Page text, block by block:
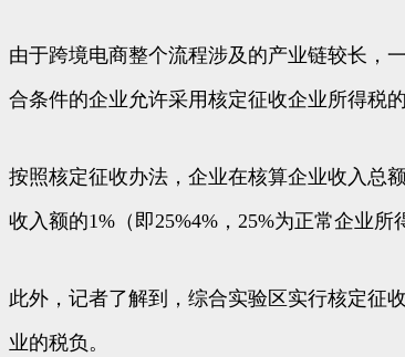
由于跨境电商整个流程涉及的产业链较长，
合条件的企业允许采用核定征收企业所得税
按照核定征收办法，企业在核算企业收入总
收入额的1%（即25%4%，25%为正常企业所
此外，记者了解到，综合实验区实行核定征
业的税负。